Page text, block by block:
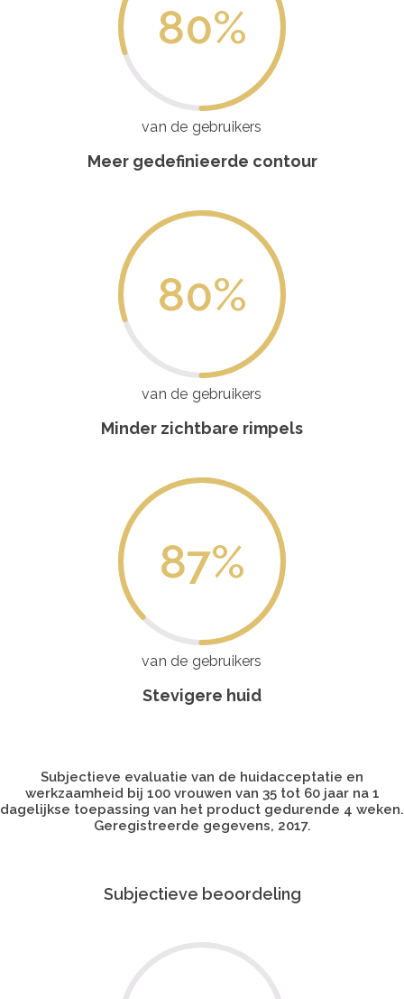
80%
van de gebruikers
Meer gedefinieerde contour
80%
van de gebruikers
Minder zichtbare rimpels
87%
van de gebruikers
Stevigere huid
Subjectieve evaluatie van de huidacceptatie en
werkzaamheid bij 100 vrouwen van 35 tot 60 jaar na 1
dagelijkse toepassing van het product gedurende 4 weken.
Geregistreerde gegevens, 2017.
Subjectieve beoordeling